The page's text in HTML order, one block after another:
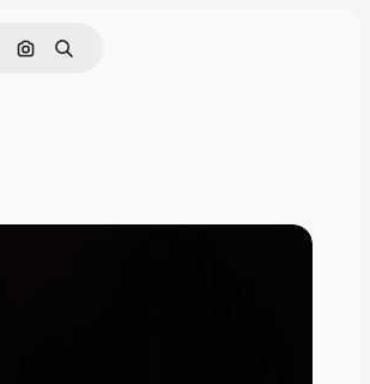
画像で検索
検索